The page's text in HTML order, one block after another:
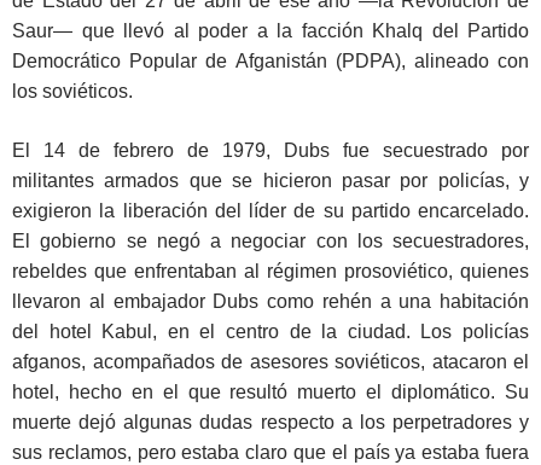
Saur— que llevó al poder a la facción Khalq del Partido
Democrático Popular de Afganistán (PDPA), alineado con
los soviéticos.
El 14 de febrero de 1979, Dubs fue secuestrado por
militantes armados que se hicieron pasar por policías, y
exigieron la liberación del líder de su partido encarcelado.
El gobierno se negó a negociar con los secuestradores,
rebeldes que enfrentaban al régimen prosoviético, quienes
llevaron al embajador Dubs como rehén a una habitación
del hotel Kabul, en el centro de la ciudad. Los policías
afganos, acompañados de asesores soviéticos, atacaron el
hotel, hecho en el que resultó muerto el diplomático. Su
muerte dejó algunas dudas respecto a los perpetradores y
sus reclamos, pero estaba claro que el país ya estaba fuera